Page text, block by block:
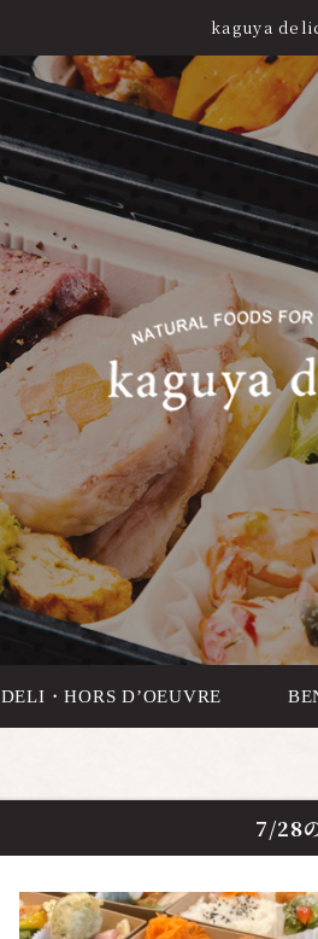
kaguya
DELI・HORS D’OEUVRE
7/28